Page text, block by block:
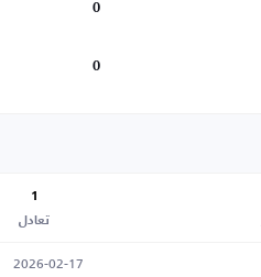
0
0
1
تعادل
2026-02-17